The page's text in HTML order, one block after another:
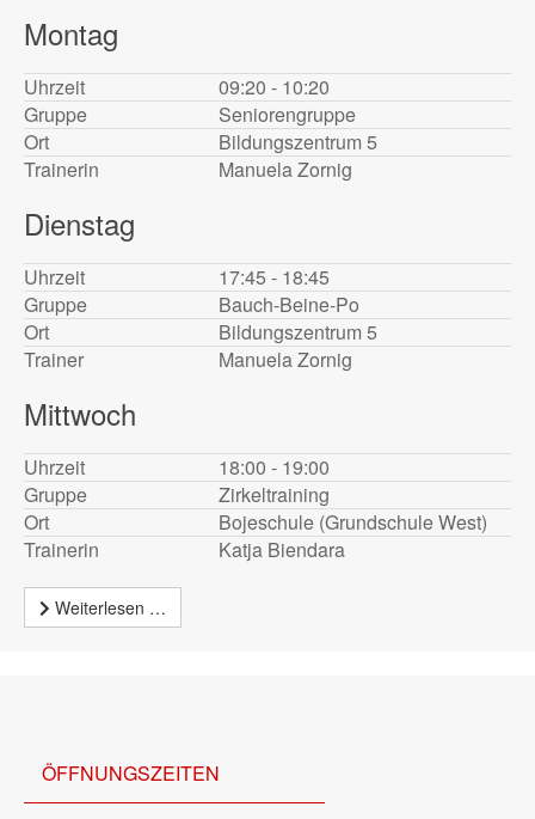
Montag
Uhrzeit
09:20 - 10:20
Gruppe
Seniorengruppe
Ort
Bildungszentrum 5
Trainerin
Manuela Zornig
Dienstag
Uhrzeit
17:45 - 18:45
Gruppe
Bauch-Beine-Po
Ort
Bildungszentrum 5
Trainer
Manuela Zornig
Mittwoch
Uhrzeit
18:00 - 19:00
Gruppe
Zirkeltraining
Ort
Bojeschule (Grundschule West)
Trainerin
Katja Biendara
Weiterlesen …
ÖFFNUNGSZEITEN